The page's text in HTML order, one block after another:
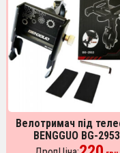
Велотримач під
BENGGUO BG-2953
ALUMINUM